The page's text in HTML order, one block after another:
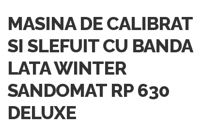
MASINA DE CALIBRAT
SI SLEFUIT CU BANDA
LATA WINTER
SANDOMAT RP 630
DELUXE